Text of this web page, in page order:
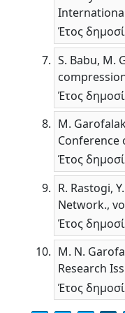
Έτος
S. Babu, M.
Έτος
M.
Conference
Έτος
R. Rastogi,
Network.,
Έτος
M. N.
Research
Έτος